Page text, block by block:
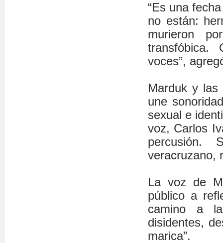
“Es una
no están:
murieron
transfóbica.
voces”,
Marduk y las
une
sexual e
voz, Carlos
percusión.
veracruzano,
La voz de
público a
camino a la
disidentes,
marica”.